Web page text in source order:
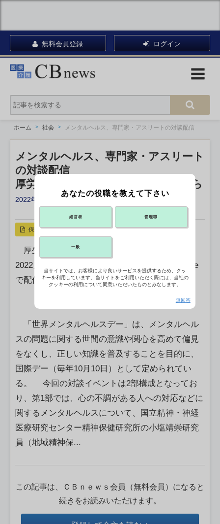
無料会員登録 ログイン
ホーム 社会 メンタルヘルス、専門家・アスリートの対談配信
メンタルヘルス、専門家・アスリート
の対談配信
厚労省、国際デーの10日午前10時から
2022年10月07日 12:30
リンクをコピー
保存
厚生労働省は7日、「世界メンタルヘルスデー
2022」対談イベントを10日午前10時からYouTube
で配信すると発表した。【新井哉】
「世界メンタルヘルスデー」は、メンタルヘル
スの問題に関する世間の意識や関心を高めて偏見
をなくし、正しい知識を普及することを目的に、
国際デー（毎年10月10日）として定められてい
る。 今回の対談イベントは2部構成となってお
り、第1部では、心の不調がある人への対応などに
関するメンタルヘルスについて、国立精神・神経
医療研究センター精神保健研究所の小塩靖崇研究
員（地域精神保...
この記事は、ＣＢｎｅｗｓ会員（無料会員）になると
続きをお読みいただけます。
あなたの役職を教えて下さい
経営者 管理職
一般
当サイトでは、お客様により良いサービスを提供するため、クッ
キーを利用しています。当サイトをご利用いただく際には、当社の
クッキーの利用について同意いただいたものとみなします。
無回答